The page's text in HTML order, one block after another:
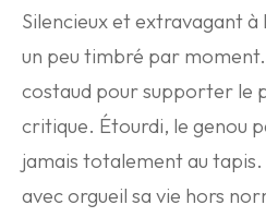
Silencieux et extravagant à
un peu timbré par
costaud pour supporter le
critique. Étourdi, le genou
jamais totalement au
avec orgueil sa vie hors